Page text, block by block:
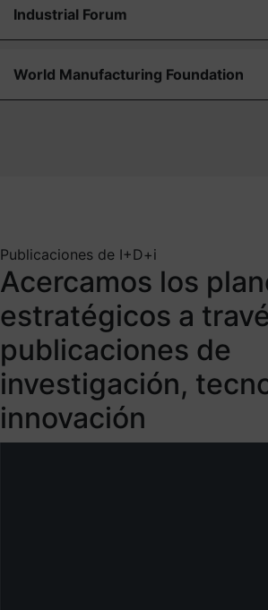
Industrial Forum
World Manufacturing Foundation
Publicaciones de I+D+i
Acercamos los
estratégicos a
publicaciones de
investigación,
innovación